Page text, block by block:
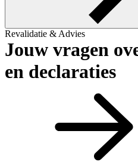
Revalidatie & Advies
Jouw vragen
en declaraties